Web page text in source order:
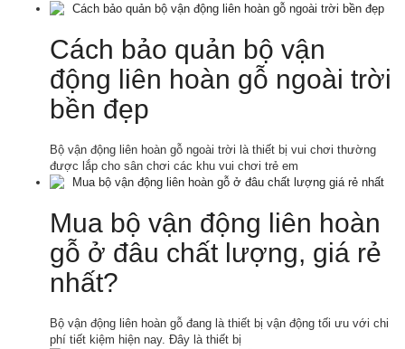
Cách bảo quản bộ vận
động liên hoàn gỗ ngoài trời
bền đẹp
Bộ vận động liên hoàn gỗ ngoài trời là thiết bị vui chơi thường
được lắp cho sân chơi các khu vui chơi trẻ em
Mua bộ vận động liên hoàn
gỗ ở đâu chất lượng, giá rẻ
nhất?
Bộ vận động liên hoàn gỗ đang là thiết bị vận động tối ưu với chi
phí tiết kiệm hiện nay. Đây là thiết bị